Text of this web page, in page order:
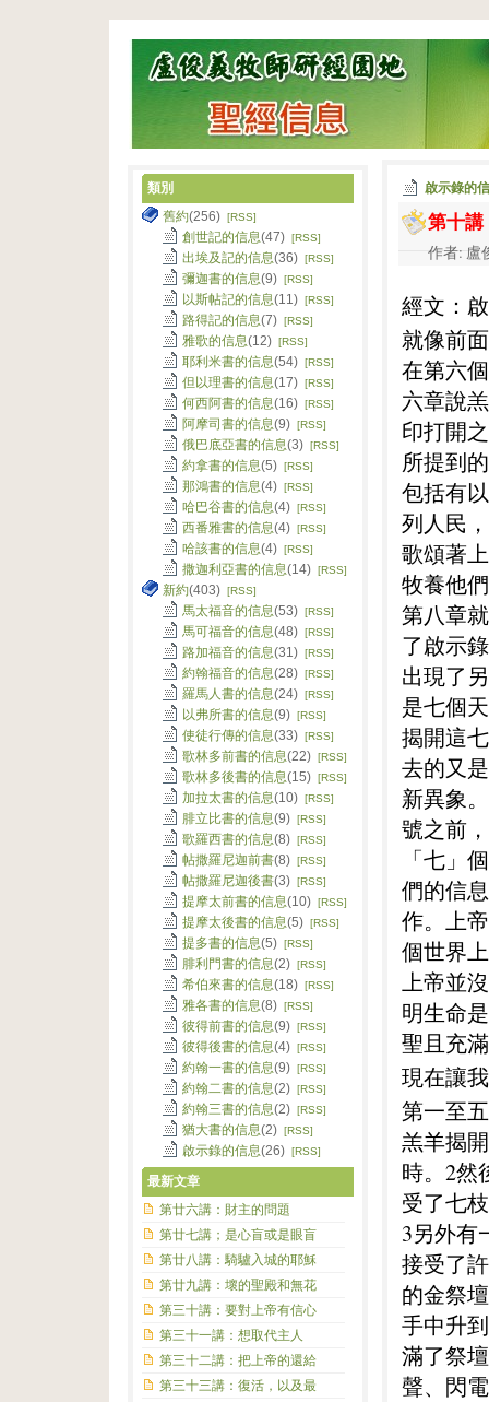
啟示錄的
第十
作者: 盧
經文：
就像前
在第六
六章說
印打開
所提到
包括有
列人民
歌頌著
牧養他
第八章
了啟示
出現了
是七個
揭開這
去的又
新異象
號之前
「七」
們的信
作。上
個世界
上帝並
明生命
聖且充
現在讓
第一至
羔羊揭
時。2然
受了七
3另外有
接受了
的金祭
手中升
滿了祭
聲、閃
類別
舊約(256) [RSS]
創世記的信息(47) [RSS]
出埃及記的信息(36) [RSS]
彌迦書的信息(9) [RSS]
以斯帖記的信息(11) [RSS]
路得記的信息(7) [RSS]
雅歌的信息(12) [RSS]
耶利米書的信息(54) [RSS]
但以理書的信息(17) [RSS]
何西阿書的信息(16) [RSS]
阿摩司書的信息(9) [RSS]
俄巴底亞書的信息(3) [RSS]
約拿書的信息(5) [RSS]
那鴻書的信息(4) [RSS]
哈巴谷書的信息(4) [RSS]
西番雅書的信息(4) [RSS]
哈該書的信息(4) [RSS]
撒迦利亞書的信息(14) [RSS]
新約(403) [RSS]
馬太福音的信息(53) [RSS]
馬可福音的信息(48) [RSS]
路加福音的信息(31) [RSS]
約翰福音的信息(28) [RSS]
羅馬人書的信息(24) [RSS]
以弗所書的信息(9) [RSS]
使徒行傳的信息(33) [RSS]
歌林多前書的信息(22) [RSS]
歌林多後書的信息(15) [RSS]
加拉太書的信息(10) [RSS]
腓立比書的信息(9) [RSS]
歌羅西書的信息(8) [RSS]
帖撒羅尼迦前書(8) [RSS]
帖撒羅尼迦後書(3) [RSS]
提摩太前書的信息(10) [RSS]
提摩太後書的信息(5) [RSS]
提多書的信息(5) [RSS]
腓利門書的信息(2) [RSS]
希伯來書的信息(18) [RSS]
雅各書的信息(8) [RSS]
彼得前書的信息(9) [RSS]
彼得後書的信息(4) [RSS]
約翰一書的信息(9) [RSS]
約翰二書的信息(2) [RSS]
約翰三書的信息(2) [RSS]
猶大書的信息(2) [RSS]
啟示錄的信息(26) [RSS]
最新文章
第廿六講：財主的問題
第廿七講；是心盲或是眼盲
第廿八講：騎驢入城的耶穌
第廿九講：壞的聖殿和無花
第三十講：要對上帝有信心
第三十一講：想取代主人
第三十二講：把上帝的還給
第三十三講：復活，以及最